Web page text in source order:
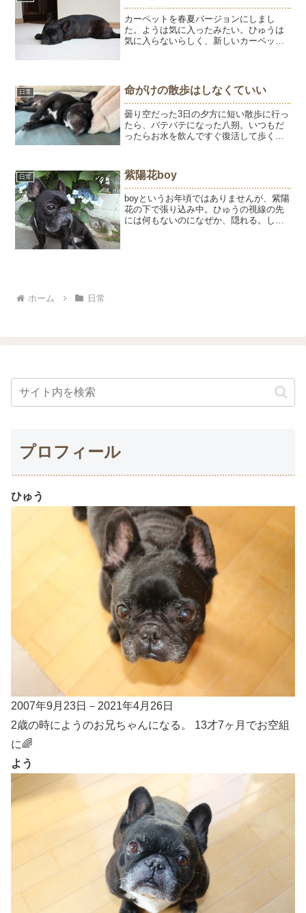
カーペットを春夏バージョンにしまし
た。ようは気に入ったみたい。ひゅうは
気に入らないらしく、新しいカーペット
ー！！」の声で起こされた。ひ...
日常 命がけの散歩はしなくていい
曇り空だった3日の夕方に短い散歩に行っ
たら、バテバテになった八朔。いつもだ
ったらお水を飲んですぐ復活して歩くの
よ」と声を掛けたら、「ムリですーーー
ー💦」とお腹を上に向けて...
日常 紫陽花boy
boyというお年頃ではありませんが、紫陽
花の下で張り込み中。ひゅうの視線の先
には何もないのになぜか、隠れる。しば
ホーム 日常
プロフィール
ひゅう
2007年9月23日－2021年4月26日
2歳の時にようのお兄ちゃんになる。 13才7ヶ月でお空組
に🌈
よう